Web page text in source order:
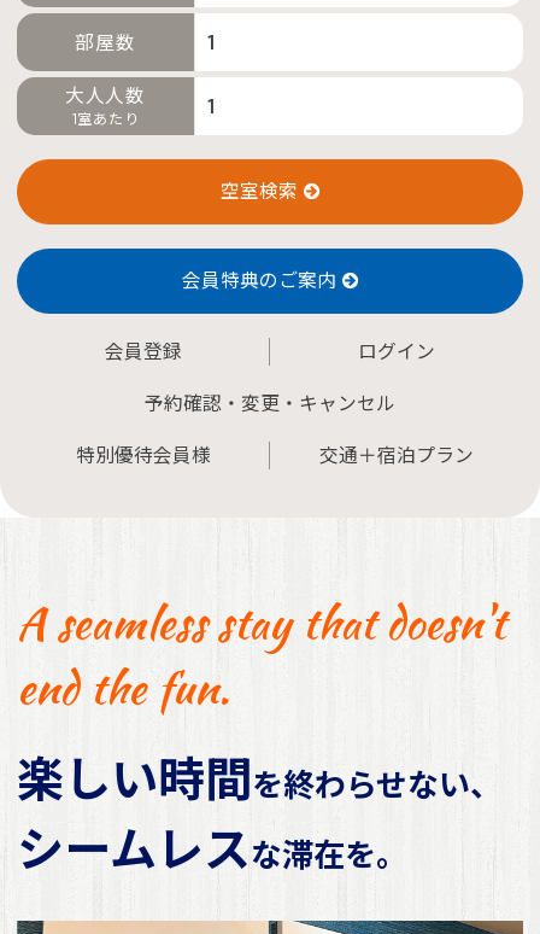
部屋数
大人人数
1室あたり
空室検索
会員特典のご案内
会員登録 ログイン
予約確認・変更・キャンセル
特別優待会員様 交通＋宿泊プラン
A seamless stay that doesn't
end the fun.
楽しい時間を終わらせない、
シームレスな滞在を。